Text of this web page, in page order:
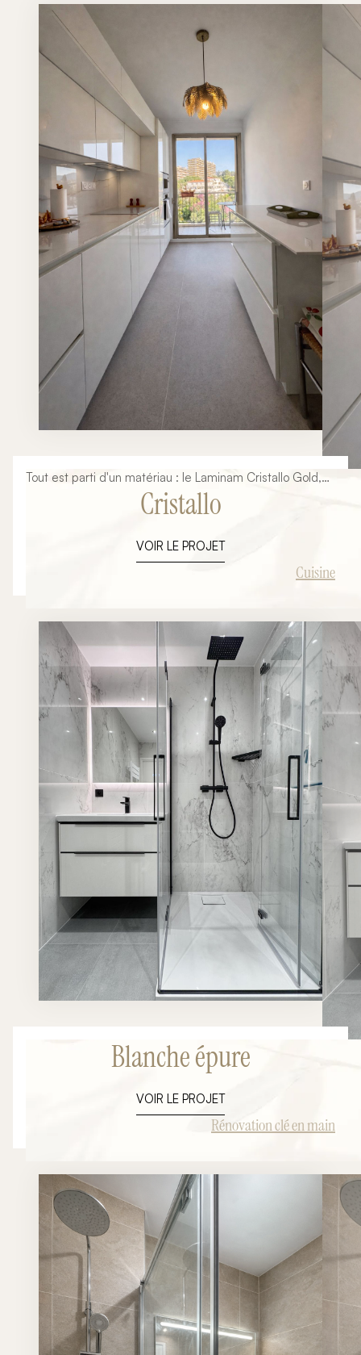
Tout est parti d'un matériau : le Laminam Cristallo Gold,
avec ses veines dorées posées à plat sur un grand
format sans joint. Autour de lui, tout le reste s'est
l'effacement de l'électroménager, la chaleur du luminaire
Cristallo
VOIR LE PROJET
Cuisine
Blanche épure
VOIR LE PROJET
Rénovation clé en main